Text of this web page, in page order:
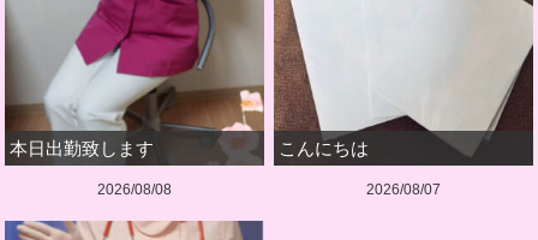
本日出勤致します
2026/08/08
こんにちは
2026/08/07